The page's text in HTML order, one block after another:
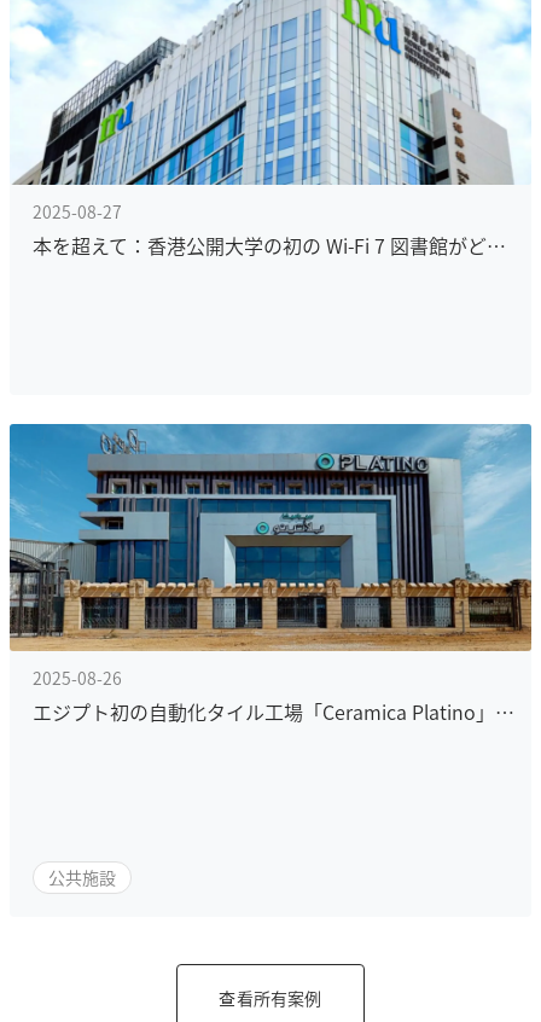
2025-08-27
本を超えて：香港公開大学の初の Wi-Fi 7 図書館がどのようにスマートキャンパスの変革を後押しするか
2025-08-26
エジプト初の自動化タイル工場「Ceramica Platino」のための産業用ネットワーキング
公共施設
查看所有案例